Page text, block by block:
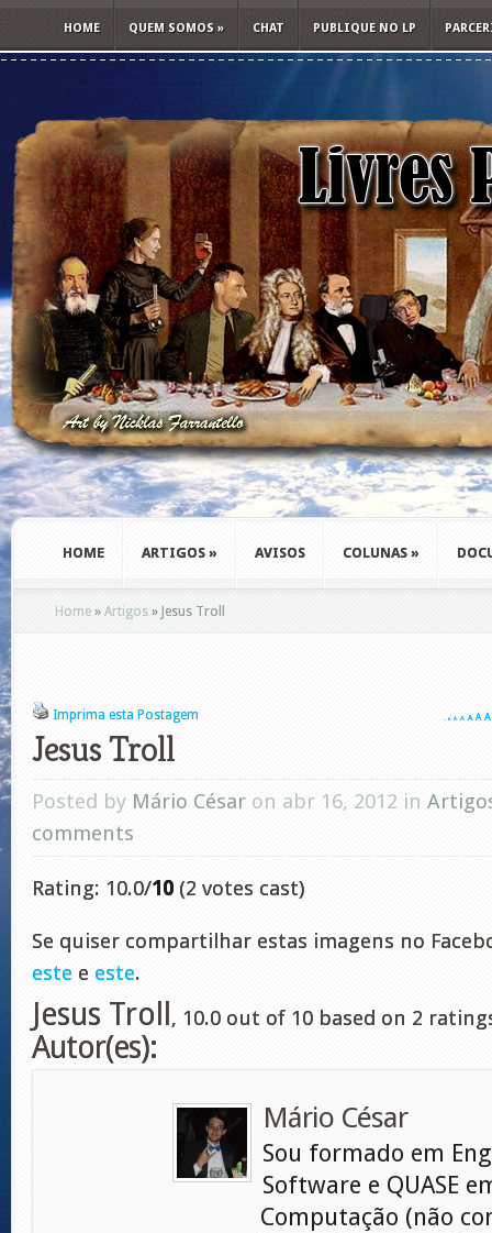
HOME QUEM SOMOS » CHAT PUBLIQUE NO LP
HOME ARTIGOS » AVISOS COLUNAS »
Home » Artigos » Jesus Troll
Imprima esta Postagem A A A A A A A
Jesus Troll
Posted by Mário César on abr 16, 2012 in
comments
Rating: 10.0/10 (2 votes cast)
Se quiser compartilhar estas imagens no
este e este.
Jesus Troll , 10.0 out of 10 based on 2
Autor(es):
Mário César
Sou formado em
Software e QUASE
Computação (não